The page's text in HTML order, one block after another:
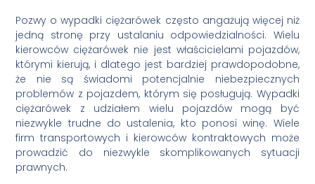
Pozwy o wypadki ciężarówek często angażują więcej niż
jedną stronę przy ustalaniu odpowiedzialności. Wielu
kierowców ciężarówek nie jest właścicielami pojazdów,
którymi kierują, i dlatego jest bardziej prawdopodobne,
że nie są świadomi potencjalnie niebezpiecznych
problemów z pojazdem, którym się posługują. Wypadki
ciężarówek z udziałem wielu pojazdów mogą być
niezwykle trudne do ustalenia, kto ponosi winę. Wiele
firm transportowych i kierowców kontraktowych może
prowadzić do niezwykle skomplikowanych sytuacji
prawnych.